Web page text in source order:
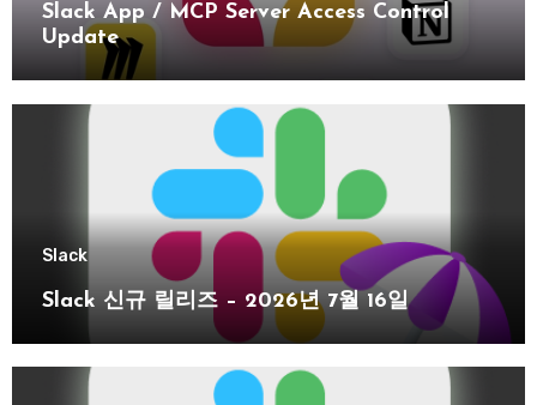
Slack App / MCP Server Access Control
Update
Slack
Slack 신규 릴리즈 – 2026년 7월 16일